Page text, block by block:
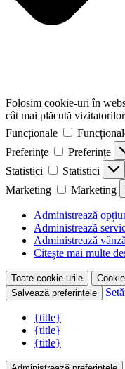
Folosim cookie-uri în
cât mai plăcută
Funcționale
Preferințe
Preferințe
Statistici
Statistici
Marketing
Marketing
Administrează
Administrează
Administrează
Citește mai multe
Toate cookie-urile
Salvează preferințele
{title}
{title}
{title}